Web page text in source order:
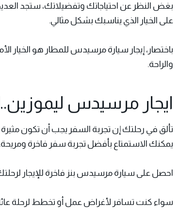
بغض النظر عن احتياجاتك وتفضيلاتك، ستجد
على الخيار الذي يناسبك بشكل مثالي.
باختصار، إيجار سيارة مرسيدس للمطار هو الخيار
والراحة.
ايجار مرسيدس
تألق في رحلتك إن تجربة السفر يجب أن تكون
يمكنك الاستمتاع بأفضل تجربة سفر فاخرة ومريحة.
احصل على سيارة مرسيدس بنز فاخرة للإيجار لرحلتك
سواء كنت تسافر لأغراض عمل أو تخطط لرحلة